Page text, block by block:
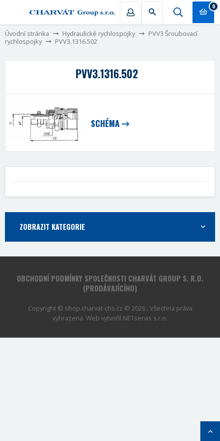
0
Úvodní stránka Hydraulické rychlospojky
PVV3 Šroubovací
rychlospojky
PVV3.1316.502
PVV3.1316.502
SCHÉMA
ZOBRAZIT KATEGORIE
OBCHODNÍ PODMÍNKY SPOLEČNOSTI CHARVÁT GROUP S. R.O.
(PRODÁVAJÍCÍHO)
Copyright © shop.charvat-chs.cz © 2026 , Všechna práva
vyhrazena. Web vytvořil NETservis s.r.o.